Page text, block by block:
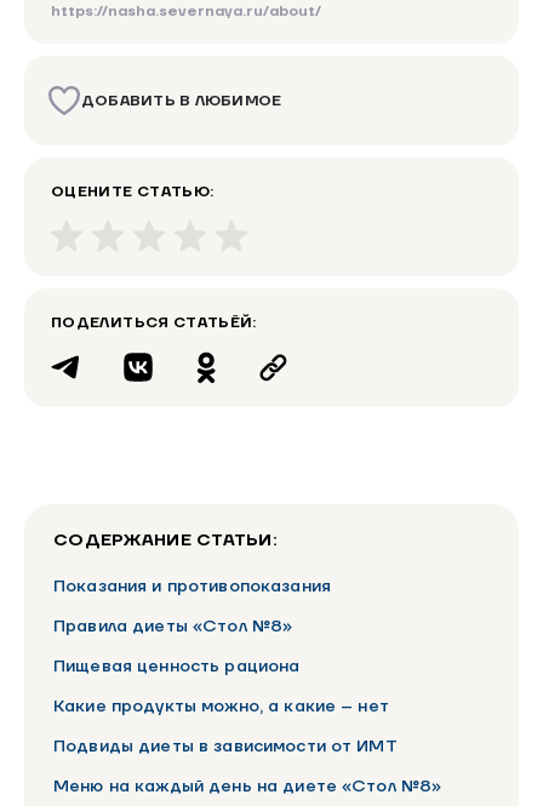
https://nasha.severnaya.ru/about/
ДОБАВИТЬ В ЛЮБИМОЕ
ОЦЕНИТЕ СТАТЬЮ:
ПОДЕЛИТЬСЯ СТАТЬЁЙ:
СОДЕРЖАНИЕ СТАТЬИ:
Показания и противопоказания
Правила диеты «Стол №8»
Пищевая ценность рациона
Какие продукты можно, а какие – нет
Подвиды диеты в зависимости от ИМТ
Меню на каждый день на диете «Стол №8»